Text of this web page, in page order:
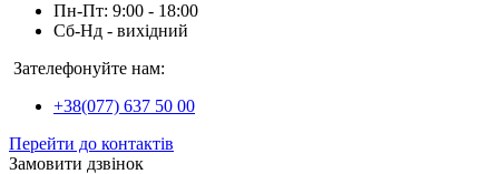
Пн-Пт: 9:00 - 18:00
Сб-Нд - вихідний
Зателефонуйте нам:
+38(077) 637 50 00
Перейти до контактів
Замовити дзвінок